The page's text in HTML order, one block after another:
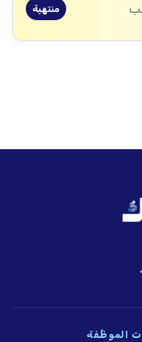
منتهية
الموظِّفة